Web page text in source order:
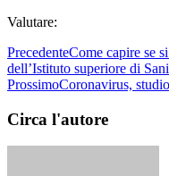
Valutare:
PrecedenteCome capire se
dell’Istituto superiore di
ProssimoCoronavirus,
Circa l'autore